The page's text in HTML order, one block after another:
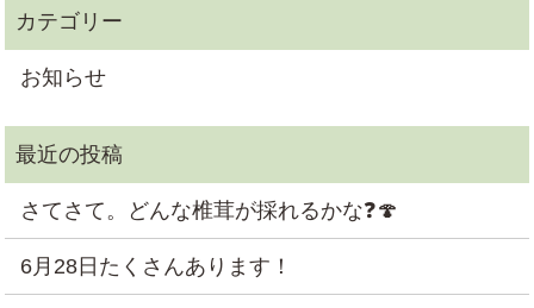
お知らせ
さてさて。どんな椎茸が採れるかな❓🍄
6月28日たくさんあります！